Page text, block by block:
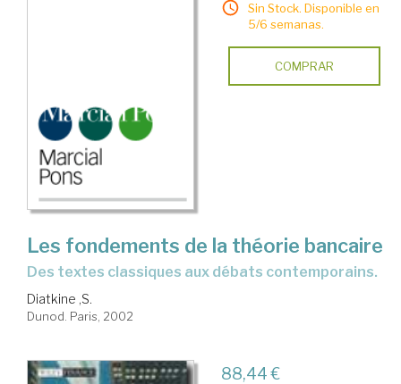
Sin Stock. Disponible en
5/6 semanas.
COMPRAR
Les fondements de la théorie bancaire
Des textes classiques aux débats contemporains.
Diatkine ,S.
Dunod. Paris, 2002
88,44 €